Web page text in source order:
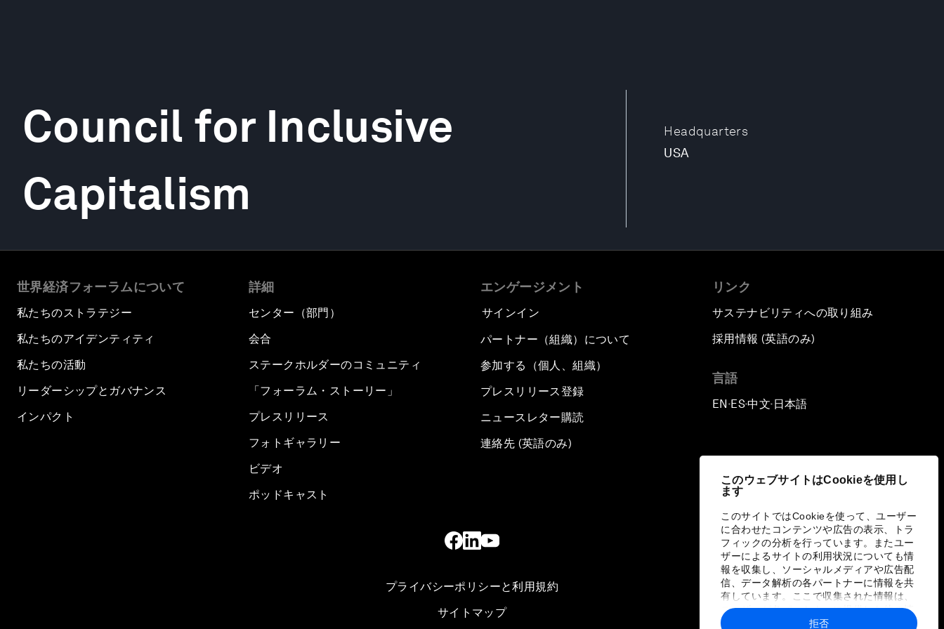
このウェブサイトはCookieを使用し
ます
このサイトではCookieを使って、ユーザー
に合わせたコンテンツや広告の表示、トラ
フィックの分析を行っています。またユー
ザーによるサイトの利用状況についても情
報を収集し、ソーシャルメディアや広告配
信、データ解析の各パートナーに情報を共
有しています。ここで収集された情報は、
ユーザーが各パートナーに提供した他の情
報や各パートナーのサービスを使用した際
拒否
Headquarters
USA
Council for Inclusive
Capitalism
世界経済フォーラムについて
私たちのストラテジー
私たちのアイデンティティ
私たちの活動
リーダーシップとガバナンス
インパクト
詳細
センター（部門）
会合
ステークホルダーのコミュニティ
「フォーラム・ストーリー」
プレスリリース
フォトギャラリー
ビデオ
ポッドキャスト
エンゲージメント
サインイン
パートナー（組織）について
参加する（個人、組織）
プレスリリース登録
ニュースレター購読
連絡先 (英語のみ)
リンク
サステナビリティへの取り組み
採用情報 (英語のみ)
言語
EN ▪ES▪中文▪ 日本語
プライバシーポリシーと利用規約
サイトマップ